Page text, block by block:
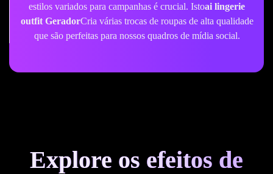
estilos variados para campanhas é crucial. Istoai lingerie
outfit GeradorCria várias trocas de roupas de alta qualidade
que são perfeitas para nossos quadros de mídia social.
Explore os efeitos de